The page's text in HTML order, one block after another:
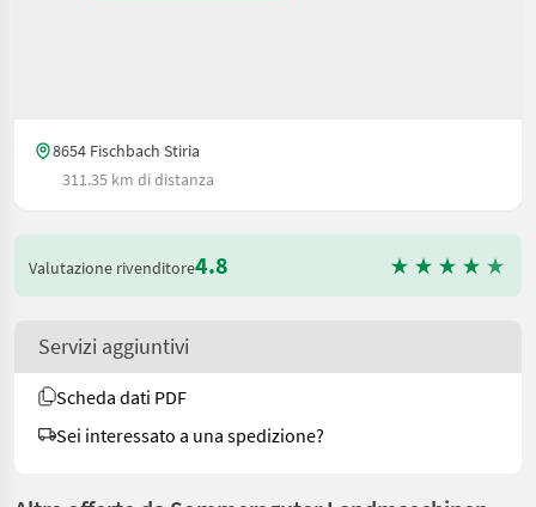
8654 Fischbach Stiria
311.35 km di distanza
Valutazione rivenditore4.8
Servizi aggiuntivi
Scheda dati PDF
Sei interessato a una spedizione?